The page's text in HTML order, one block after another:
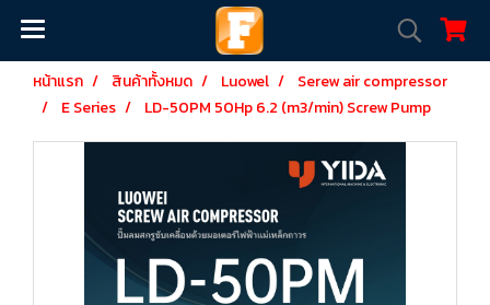
หน้าแรก สินค้าทั้งหมด Luowel
Serew air compressor
E Series
LD-50PM 50Hp 6.2 (m3/min) Screw Pump